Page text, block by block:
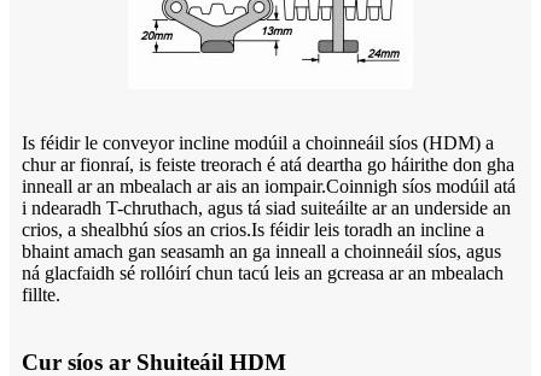
Is féidir le conveyor incline modúil a choinneáil síos (HDM) a
chur ar fionraí, is feiste treorach é atá deartha go háirithe don gha
inneall ar an mbealach ar ais an iompair.Coinnigh síos modúil atá
i ndearadh T-chruthach, agus tá siad suiteáilte ar an underside an
crios, a shealbhú síos an crios.Is féidir leis toradh an incline a
bhaint amach gan seasamh an ga inneall a choinneáil síos, agus
ná glacfaidh sé rollóirí chun tacú leis an gcreasa ar an mbealach
fillte.
Cur síos ar Shuiteáil HDM